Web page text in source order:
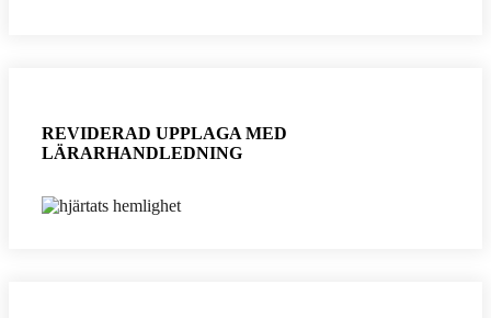
REVIDERAD UPPLAGA MED
LÄRARHANDLEDNING